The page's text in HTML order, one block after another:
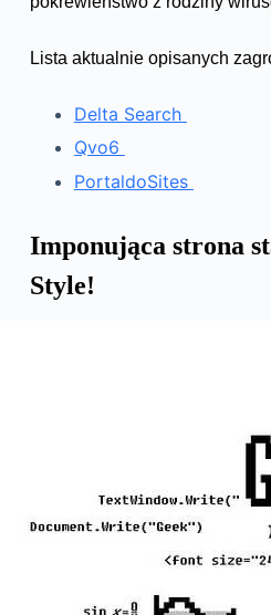
Lista aktualnie opisanych
Delta Search
Qvo6
PortaldoSites
Imponująca strona
Style!